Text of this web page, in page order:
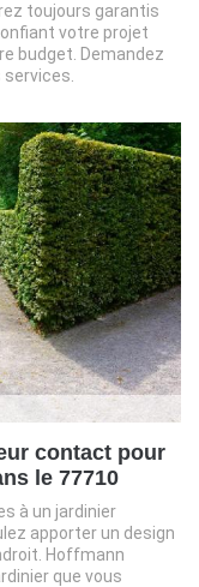
toujours garantis
votre projet
budget. Demandez
contact pour
le 77710
à un jardinier
apporter un design
Hoffmann
que vous